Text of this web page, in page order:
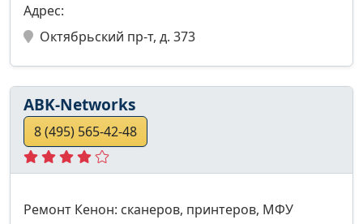
Адрес:
Октябрьский пр-т, д. 373
ABK-Networks
8 (495) 565-42-48
Ремонт Кенон: сканеров, принтеров, МФУ